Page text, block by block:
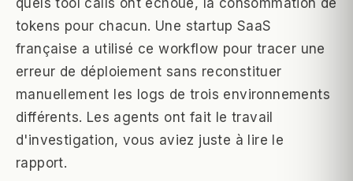
tokens pour chacun. Une startup SaaS
française a utilisé ce workflow pour tracer une
erreur de déploiement sans reconstituer
manuellement les logs de trois environnements
différents. Les agents ont fait le travail
d'investigation, vous aviez juste à lire le
rapport.